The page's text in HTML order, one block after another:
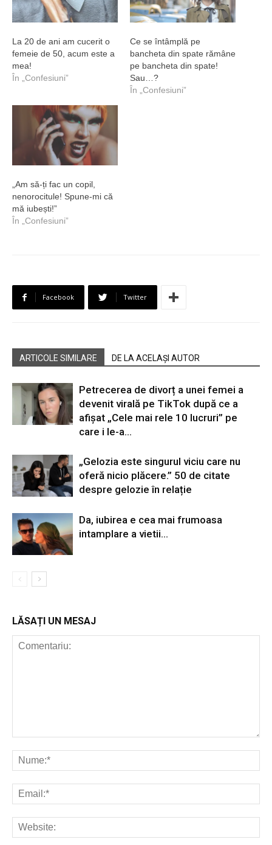
La 20 de ani am cucerit o
femeie de 50, acum este a
mea!
În „Confesiuni”
Ce se întâmplă pe
bancheta din spate rămâne
pe bancheta din spate!
Sau…?
În „Confesiuni”
„Am să-ți fac un copil,
nenorocitule! Spune-mi că
mă iubești!”
În „Confesiuni”
Facebook Twitter
ARTICOLE SIMILARE DE LA ACELAȘI AUTOR
Petrecerea de divorț a unei femei a
devenit virală pe TikTok după ce a
afișat „Cele mai rele 10 lucruri” pe
care i le-a...
„Gelozia este singurul viciu care nu
oferă nicio plăcere.” 50 de citate
despre gelozie în relație
Da, iubirea e cea mai frumoasa
intamplare a vietii…
LĂSAȚI UN MESAJ